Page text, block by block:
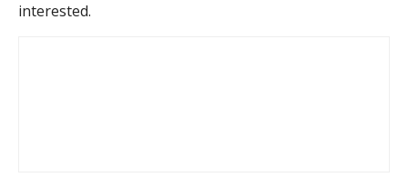
interested.